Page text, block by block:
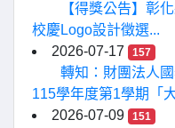
【得獎公告】彰
校慶Logo設計徵選...
2026-07-17
157
轉知：財團法人
115學年度第1學期「
2026-07-09
151